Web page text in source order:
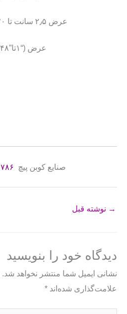
عرض ۲٫۵ سانت تا ۱۲۰ سانتیمتر
عرض (“۱تا”۴۸) اینچ
صنایع کوبن پیچ
→ نوشته قبل
دیدگاه‌ خود را بنویسید
نشانی ایمیل شما منتشر نخواهد شد.
علامت‌گذاری شده‌اند *